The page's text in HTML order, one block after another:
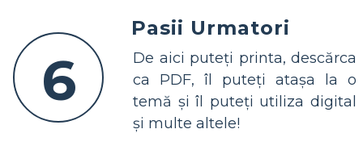
6
Pasii Urmatori
De aici puteți printa, descărca
ca PDF, îl puteți atașa la o
temă și îl puteți utiliza digital
și multe altele!